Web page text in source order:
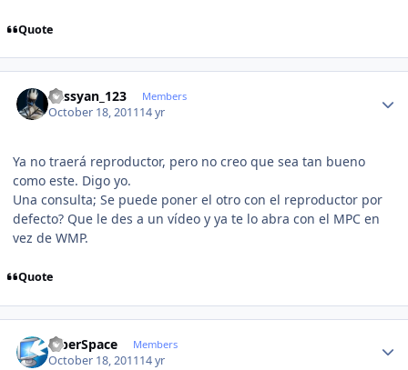
Quote
kassyan_123 Members
October 18, 201114 yr
Ya no traerá reproductor, pero no creo que sea tan bueno
como este. Digo yo.
Una consulta; Se puede poner el otro con el reproductor por
defecto? Que le des a un vídeo y ya te lo abra con el MPC en
vez de WMP.
Quote
CiberSpace Members
October 18, 201114 yr